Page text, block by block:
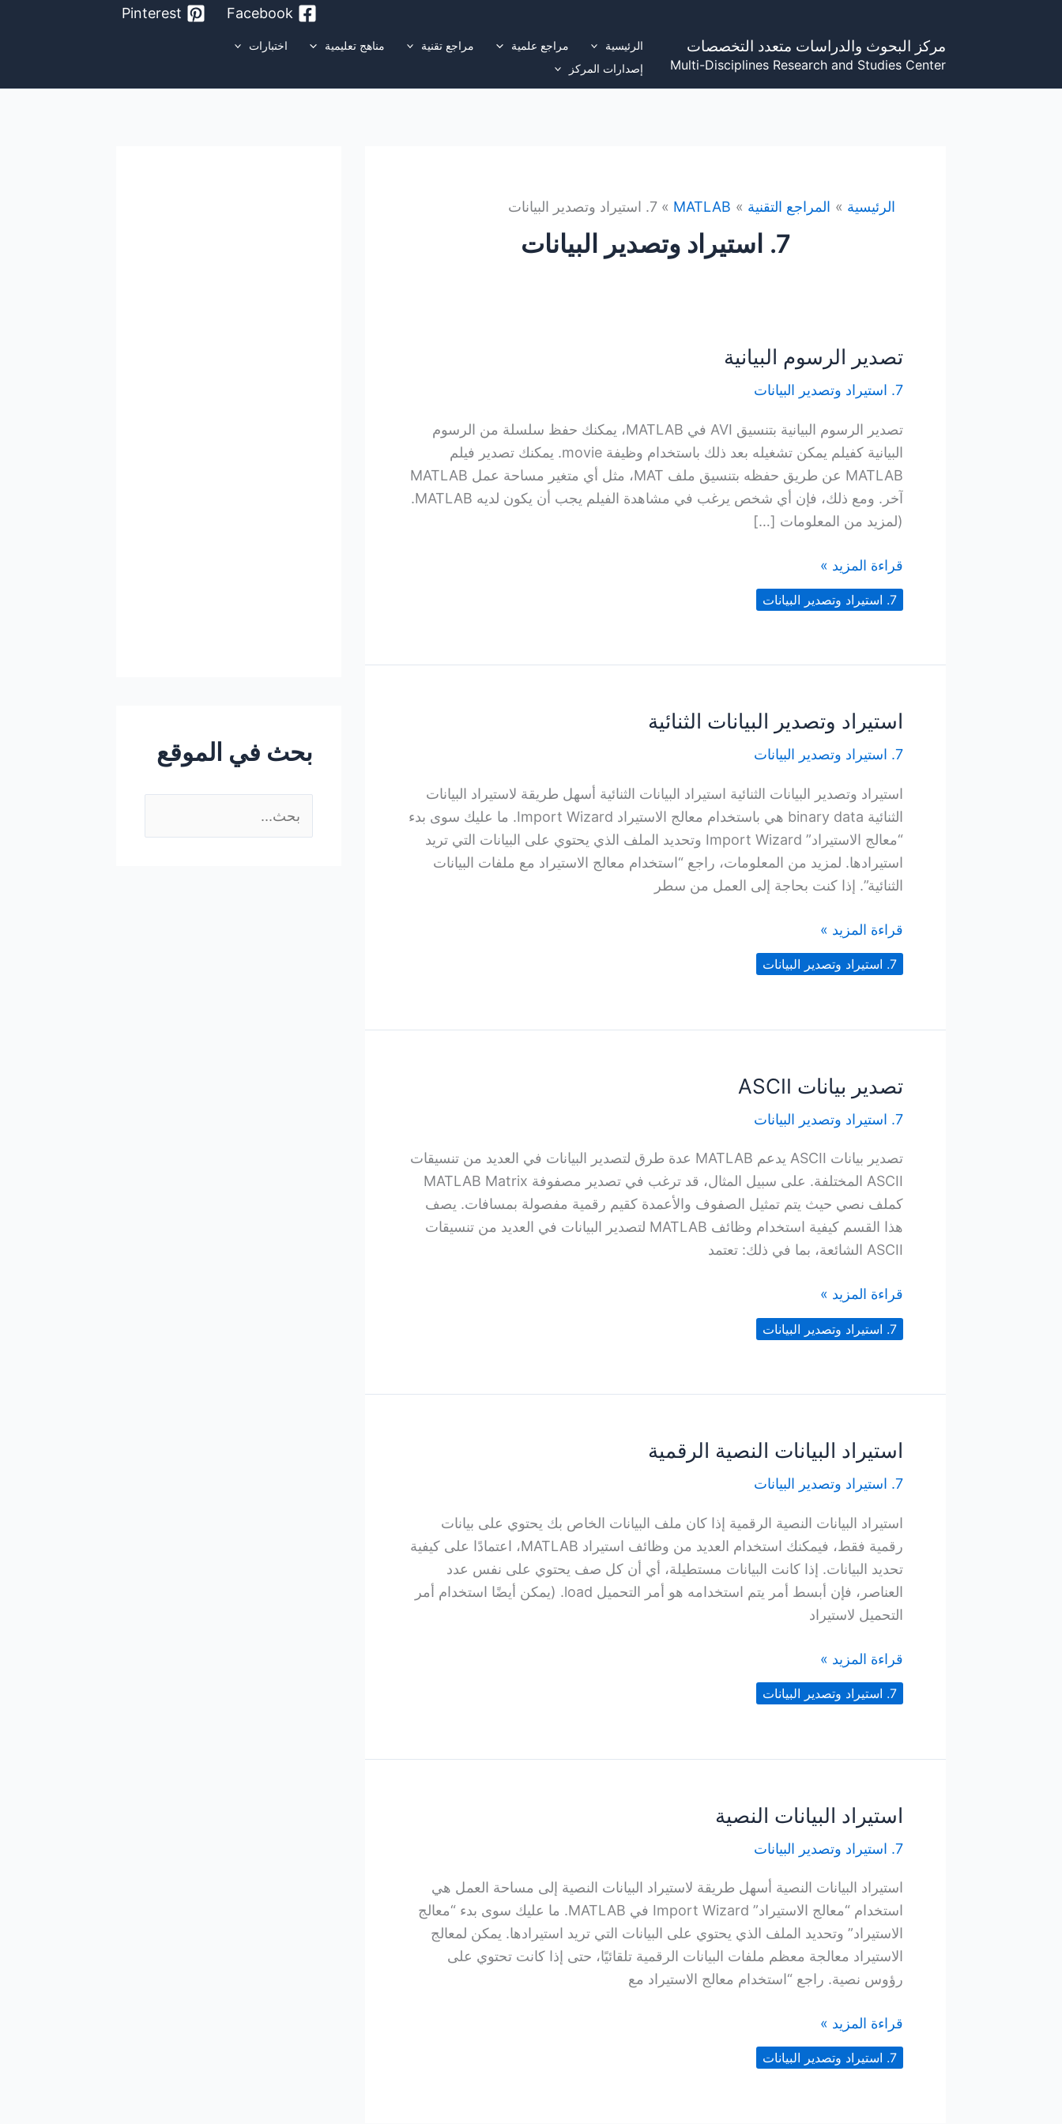
Facebook
Pinterest
مركز البحوث والدراسات متعدد التخصصات
Multi-Disciplines Research and Studies Center
الرئيسية مراجع علمية مراجع تقنية مناهج تعليمية
اختبارات
إصدارات المركز
الرئيسية المراجع التقنية MATLAB 7. استيراد وتصدير البيانات
7. استيراد وتصدير البيانات
تصدير الرسوم البيانية
7. استيراد وتصدير البيانات
تصدير الرسوم البيانية بتنسيق AVI في MATLAB، يمكنك حفظ سلسلة من الرسوم
البيانية كفيلم يمكن تشغيله بعد ذلك باستخدام وظيفة movie. يمكنك تصدير فيلم
MATLAB عن طريق حفظه بتنسيق ملف MAT، مثل أي متغير مساحة عمل MATLAB
آخر. ومع ذلك، فإن أي شخص يرغب في مشاهدة الفيلم يجب أن يكون لديه MATLAB.
(لمزيد من المعلومات […]
تصدير
الرسوم
البيانية
قراءة المزيد »
7. استيراد وتصدير البيانات
استيراد وتصدير البيانات الثنائية
7. استيراد وتصدير البيانات
استيراد وتصدير البيانات الثنائية استيراد البيانات الثنائية أسهل طريقة لاستيراد البيانات
الثنائية binary data هي باستخدام معالج الاستيراد Import Wizard. ما عليك سوى بدء
“معالج الاستيراد” Import Wizard وتحديد الملف الذي يحتوي على البيانات التي تريد
استيرادها. لمزيد من المعلومات، راجع “استخدام معالج الاستيراد مع ملفات البيانات
الثنائية”. إذا كنت بحاجة إلى العمل من سطر
استيراد
وتصدير
البيانات
قراءة المزيد »
7. استيراد وتصدير البيانات
تصدير بيانات ASCII
7. استيراد وتصدير البيانات
تصدير بيانات ASCII يدعم MATLAB عدة طرق لتصدير البيانات في العديد من تنسيقات
ASCII المختلفة. على سبيل المثال، قد ترغب في تصدير مصفوفة MATLAB Matrix
كملف نصي حيث يتم تمثيل الصفوف والأعمدة كقيم رقمية مفصولة بمسافات. يصف
هذا القسم كيفية استخدام وظائف MATLAB لتصدير البيانات في العديد من تنسيقات
ASCII الشائعة، بما في ذلك: تعتمد
تصدير
بيانات
ASCII
قراءة المزيد »
7. استيراد وتصدير البيانات
استيراد البيانات النصية الرقمية
7. استيراد وتصدير البيانات
استيراد البيانات النصية الرقمية إذا كان ملف البيانات الخاص بك يحتوي على بيانات
رقمية فقط، فيمكنك استخدام العديد من وظائف استيراد MATLAB، اعتمادًا على كيفية
تحديد البيانات. إذا كانت البيانات مستطيلة، أي أن كل صف يحتوي على نفس عدد
العناصر، فإن أبسط أمر يتم استخدامه هو أمر التحميل load. (يمكن أيضًا استخدام أمر
التحميل لاستيراد
استيراد
البيانات
النصية
قراءة المزيد »
7. استيراد وتصدير البيانات
استيراد البيانات النصية
7. استيراد وتصدير البيانات
استيراد البيانات النصية أسهل طريقة لاستيراد البيانات النصية إلى مساحة العمل هي
استخدام “معالج الاستيراد” Import Wizard في MATLAB. ما عليك سوى بدء “معالج
الاستيراد” وتحديد الملف الذي يحتوي على البيانات التي تريد استيرادها. يمكن لمعالج
الاستيراد معالجة معظم ملفات البيانات الرقمية تلقائيًا، حتى إذا كانت تحتوي على
رؤوس نصية. راجع “استخدام معالج الاستيراد مع
استيراد
البيانات
النصية
قراءة المزيد »
7. استيراد وتصدير البيانات
بحث في الموقع
ل